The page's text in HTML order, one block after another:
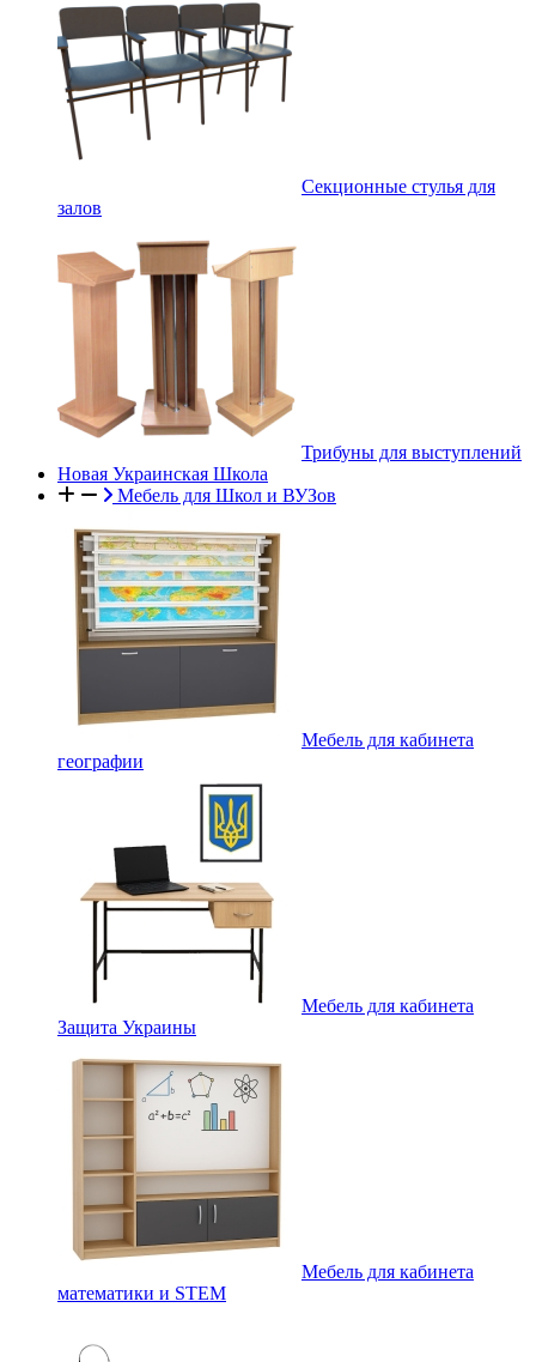
Секционные стулья для
залов
Трибуны для выступлений
Новая Украинская Школа
Мебель для Школ и ВУЗов
Мебель для кабинета
географии
Мебель для кабинета
Защита Украины
Мебель для кабинета
математики и STEM